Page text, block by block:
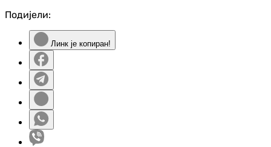
Подијели:
Линк је копиран!